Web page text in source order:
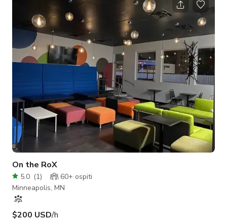
dalla luce naturale che entra attraverso finestre dal
pavimento al soffitto. Parcheggio gratuito disponibile sia in
loco che nel quartiere adiacente.
On the RoX
5.0 (1) 60+ ospiti
Minneapolis, MN
$200 USD/h